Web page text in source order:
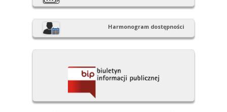
Harmonogram dostępności